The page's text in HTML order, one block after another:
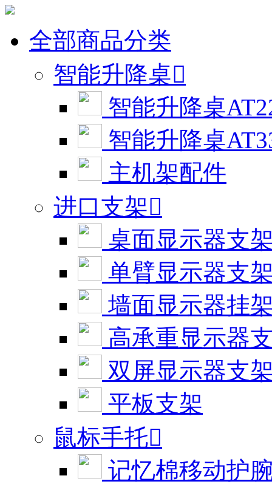
全部商品分类
智能升降桌
智能升降桌
智能升降桌
主机架配件
进口支架
桌面显示器支
单臂显示器支
墙面显示器挂
高承重显示器
双屏显示器支
平板支架
鼠标手托
记忆棉移动护